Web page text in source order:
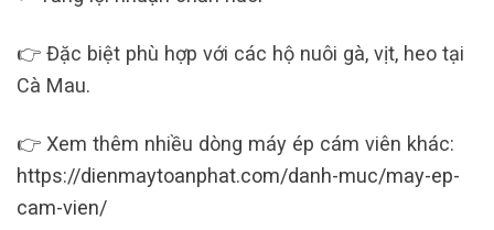
👉 Đặc biệt phù hợp với các hộ nuôi gà, vịt, heo tại
Cà Mau.
👉 Xem thêm nhiều dòng máy ép cám viên khác:
https://dienmaytoanphat.com/danh-muc/may-ep-
cam-vien/